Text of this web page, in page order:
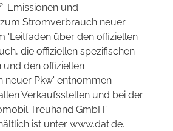
2-Emissionen und
Stromverbrauch neuer
'Leitfaden über den offiziellen
die offiziellen spezifischen
und den offiziellen
neuer Pkw' entnommen
Verkaufsstellen und bei der
Treuhand GmbH'
ist unter www.dat.de.